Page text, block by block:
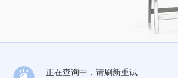
正在查询中，请刷新重试